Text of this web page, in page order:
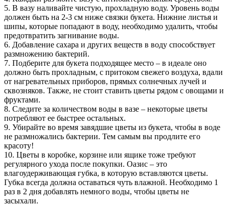
5. В вазу наливайте чистую, прохладную воду. Уровень воды
должен быть на 2-3 см ниже связки букета. Нижние листья и
шипы, которые попадают в воду, необходимо удалить, чтобы
предотвратить загнивание воды.
6. Добавление сахара и других веществ в воду способствует
размножению бактерий.
7. Подберите для букета подходящее место – в идеале оно
должно быть прохладным, с притоком свежего воздуха, вдали
от нагревательных приборов, прямых солнечных лучей и
сквозняков. Также, не стоит ставить цветы рядом с овощами и
фруктами.
8. Следите за количеством воды в вазе – некоторые цветы
потребляют ее быстрее остальных.
9. Убирайте во время завядшие цветы из букета, чтобы в воде
не размножались бактерии. Тем самым вы продлите его
красоту!
10. Цветы в коробке, корзине или ящике тоже требуют
регулярного ухода после покупки. Оазис – это
влагоудерживающая губка, в которую вставляются цветы.
Губка всегда должна оставаться чуть влажной. Необходимо 1
раз в 2 дня добавлять немного воды, чтобы цветы не
засыхали.